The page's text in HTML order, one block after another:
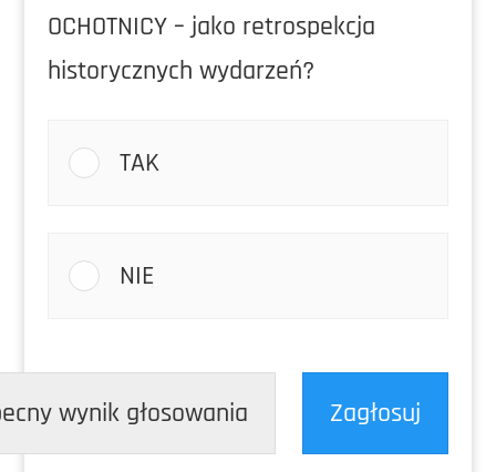
OCHOTNICY – jako retrospekcja
historycznych wydarzeń?
TAK
NIE
wynik głosowania Zagłosuj